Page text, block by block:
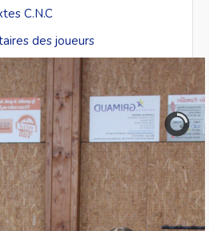
C.N.C
des joueurs
RGPD
Creuse FFPJP